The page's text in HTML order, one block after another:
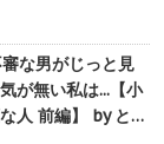
な男がじっと見
が無い私は...【小
人 前編】 by と…